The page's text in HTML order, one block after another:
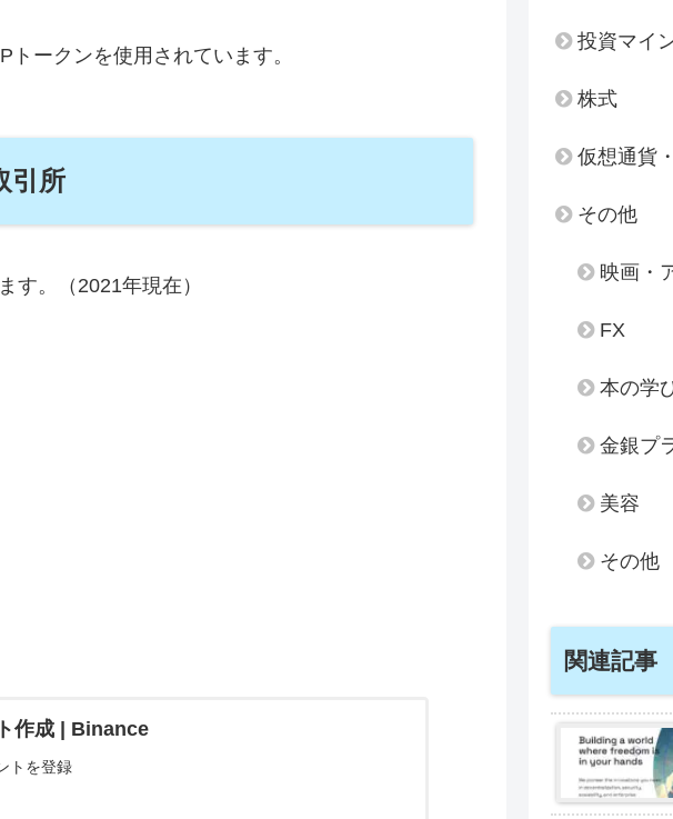
ークンを使用されています。
引所
す。（2021年現在）
作成 | Binance
トを登録
投資マイ
株式
仮想通貨
その他
映画・
FX
本の学
金銀プ
美容
その他
関連記事